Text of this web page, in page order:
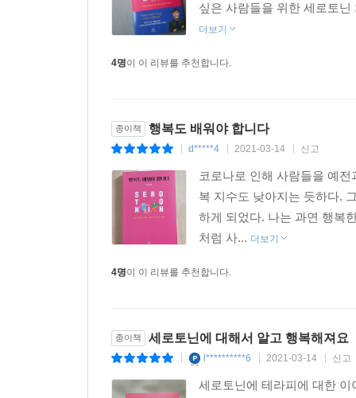
싶은 사람들을 위한 세로토
더보기
4명이 이 리뷰를 추천합니다.
종이책 행복도 배워야 합니다
d*****4 2021-03-14 신고
코로나로 인해 사람들을 예
복 지수도 낮아지는 듯하다.
하게 되었다. 나는 과연 행복
처럼 사... 더보기
4명이 이 리뷰를 추천합니다.
종이책 세로토닌에 대해서 알고 행복해져요
l**********6 2021-03-14 신고
세로토닌에 테라피에 대한